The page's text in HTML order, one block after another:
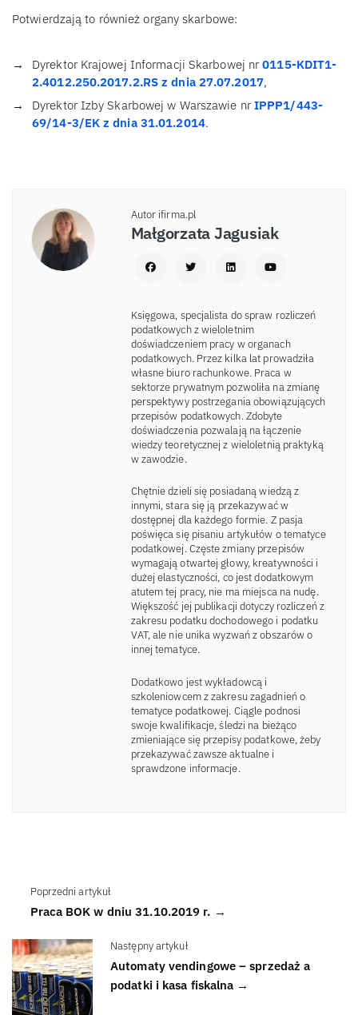
Potwierdzają to również organy skarbowe:
Dyrektor Krajowej Informacji Skarbowej nr0115-KDIT1-
2.4012.250.2017.2.RS z dnia 27.07.2017,
Dyrektor Izby Skarbowej w Warszawie nrIPPP1/443-
69/14-3/EK z dnia 31.01.2014.
Autor ifirma.pl
Małgorzata Jagusiak
Księgowa, specjalista do spraw rozliczeń
podatkowych z wieloletnim
doświadczeniem pracy w organach
podatkowych. Przez kilka lat prowadziła
własne biuro rachunkowe. Praca w
sektorze prywatnym pozwoliła na zmianę
perspektywy postrzegania obowiązujących
przepisów podatkowych. Zdobyte
doświadczenia pozwalają na łączenie
wiedzy teoretycznej z wieloletnią praktyką
w zawodzie.
Chętnie dzieli się posiadaną wiedzą z
innymi, stara się ją przekazywać w
dostępnej dla każdego formie. Z pasja
poświęca się pisaniu artykułów o tematyce
podatkowej. Częste zmiany przepisów
wymagają otwartej głowy, kreatywności i
dużej elastyczności, co jest dodatkowym
atutem tej pracy, nie ma miejsca na nudę.
Większość jej publikacji dotyczy rozliczeń z
zakresu podatku dochodowego i podatku
VAT, ale nie unika wyzwań z obszarów o
innej tematyce.
Dodatkowo jest wykładowcą i
szkoleniowcem z zakresu zagadnień o
tematyce podatkowej. Ciągle podnosi
swoje kwalifikacje, śledzi na bieżąco
zmieniające się przepisy podatkowe, żeby
przekazywać zawsze aktualne i
sprawdzone informacje.
Poprzedni artykuł
Praca BOK w dniu 31.10.2019 r. →
Następny artykuł
Automaty vendingowe – sprzedaż a
podatki i kasa fiskalna →